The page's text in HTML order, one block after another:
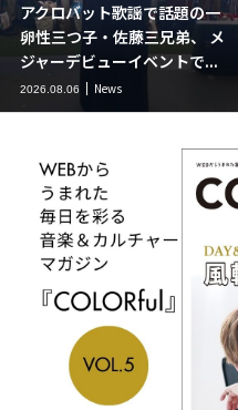
アクロバット歌謡で話題の一
卵性三つ子・佐藤三兄弟、 メ
ジャーデビューイベントで...
2026.08.06 News